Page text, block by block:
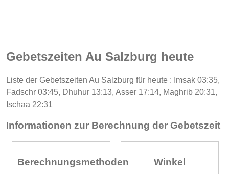
Gebetszeiten Au Salzburg heute
Liste der Gebetszeiten Au Salzburg für heute : Imsak 03:35,
Fadschr 03:45, Dhuhur 13:13, Asser 17:14, Maghrib 20:31,
Ischaa 22:31
Informationen zur Berechnung der Gebetszeit
Berechnungsmethoden Winkel